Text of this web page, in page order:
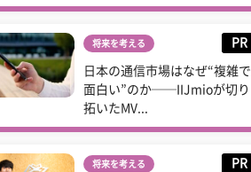
将来を考える PR
日本の通信市場はなぜ“複雑で
面白い”のか──IIJmioが切り
拓いたMV...
将来を考える PR